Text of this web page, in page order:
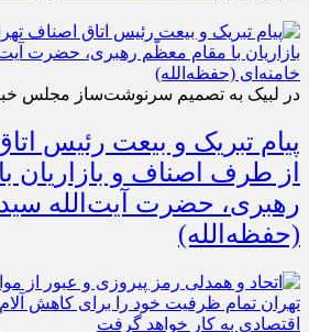
در لبیک به تصمیم سرنوشت‌ساز مجلس
پیام تبریک و بیعت رئیس
از طرف اصناف و بازاریان
رهبری، حضرت آیت‌الله
(حفظه‌الله)